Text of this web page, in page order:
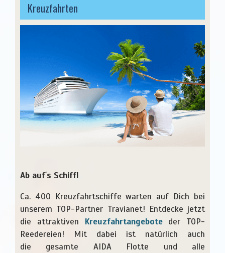
Kreuzfahrten
Ab auf´s Schiff!
Ca. 400 Kreuzfahrtschiffe warten auf Dich bei
unserem TOP-Partner Travianet! Entdecke jetzt
die attraktiven Kreuzfahrtangeboteder TOP-
Reedereien! Mit dabei ist natürlich auch
die gesamte AIDA Flotte und alle